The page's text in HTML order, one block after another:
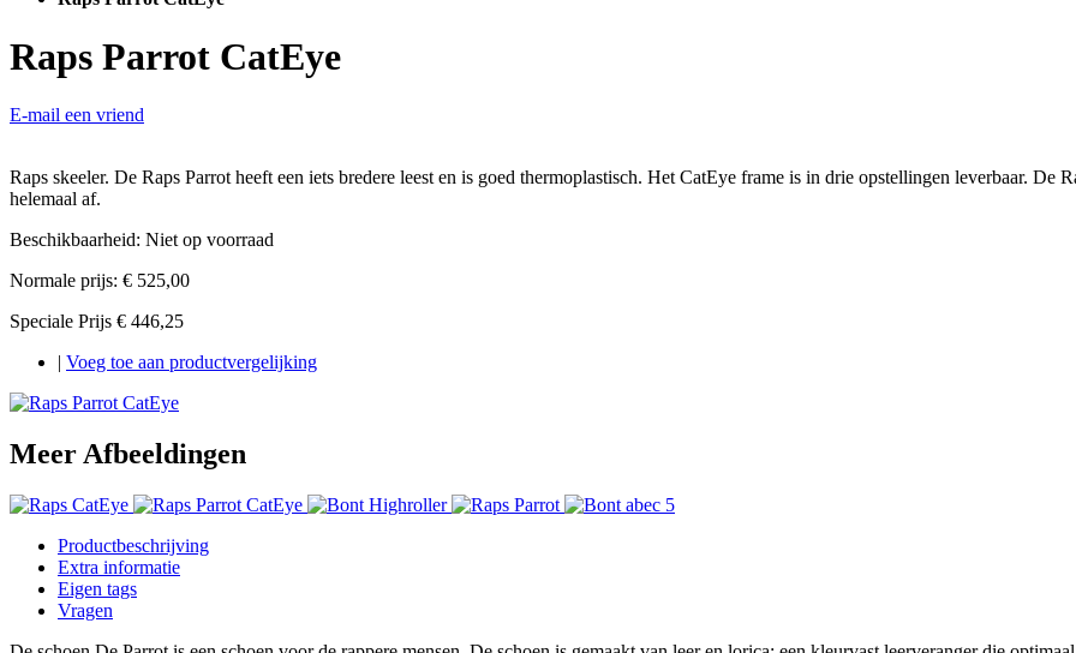
Raps Parrot CatEye
E-mail een vriend
Raps skeeler. De Raps Parrot heeft een iets bredere leest en is goed thermoplastisch. Het CatEye frame is in drie opstellingen leverbaar.
helemaal af.
Beschikbaarheid: Niet op voorraad
Normale prijs: € 525,00
Speciale Prijs € 446,25
Voeg toe aan productvergelijking
Meer Afbeeldingen
Productbeschrijving
Extra informatie
Eigen tags
Vragen